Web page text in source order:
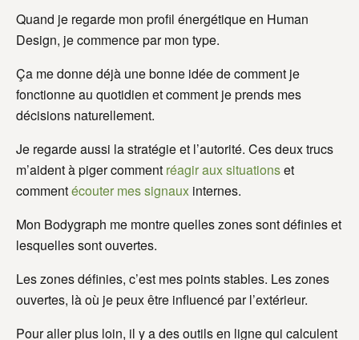
Quand je regarde mon profil énergétique en Human
Design, je commence par mon type.
Ça me donne déjà une bonne idée de comment je
fonctionne au quotidien et comment je prends mes
décisions naturellement.
Je regarde aussi la stratégie et l’autorité. Ces deux trucs
m’aident à piger comment réagir aux situationset
commentécouter mes signaux internes.
Mon Bodygraph me montre quelles zones sont définies et
lesquelles sont ouvertes.
Les zones définies, c’est mes points stables. Les zones
ouvertes, là où je peux être influencé par l’extérieur.
Pour aller plus loin, il y a des outils en ligne qui calculent